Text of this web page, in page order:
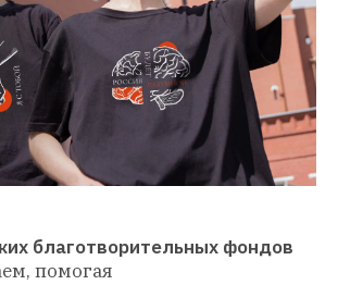
благотворительных фондов
помогая